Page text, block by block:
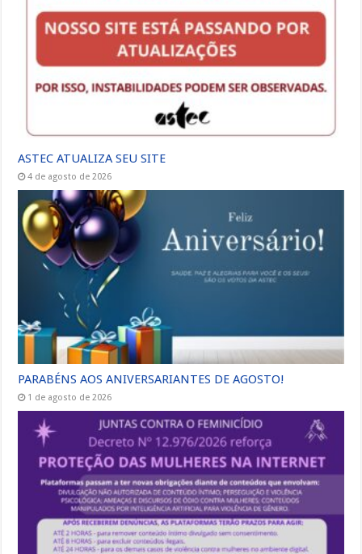
ASTEC ATUALIZA SEU SITE
4 de agosto de 2026
PARABÉNS AOS ANIVERSARIANTES DE AGOSTO!
1 de agosto de 2026